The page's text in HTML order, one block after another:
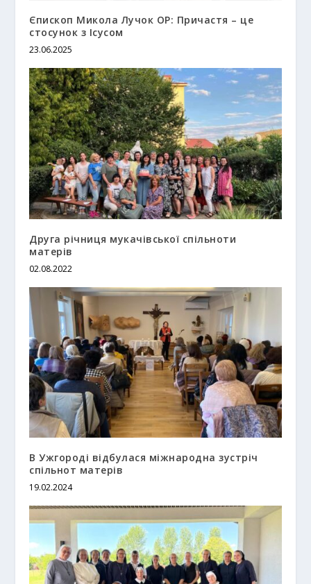
Єпископ Микола Лучок ОР: Причастя – це
стосунок з Ісусом
23.06.2025
Друга річниця мукачівської спільноти
матерів
02.08.2022
В Ужгороді відбулася міжнародна зустріч
спільнот матерів
19.02.2024